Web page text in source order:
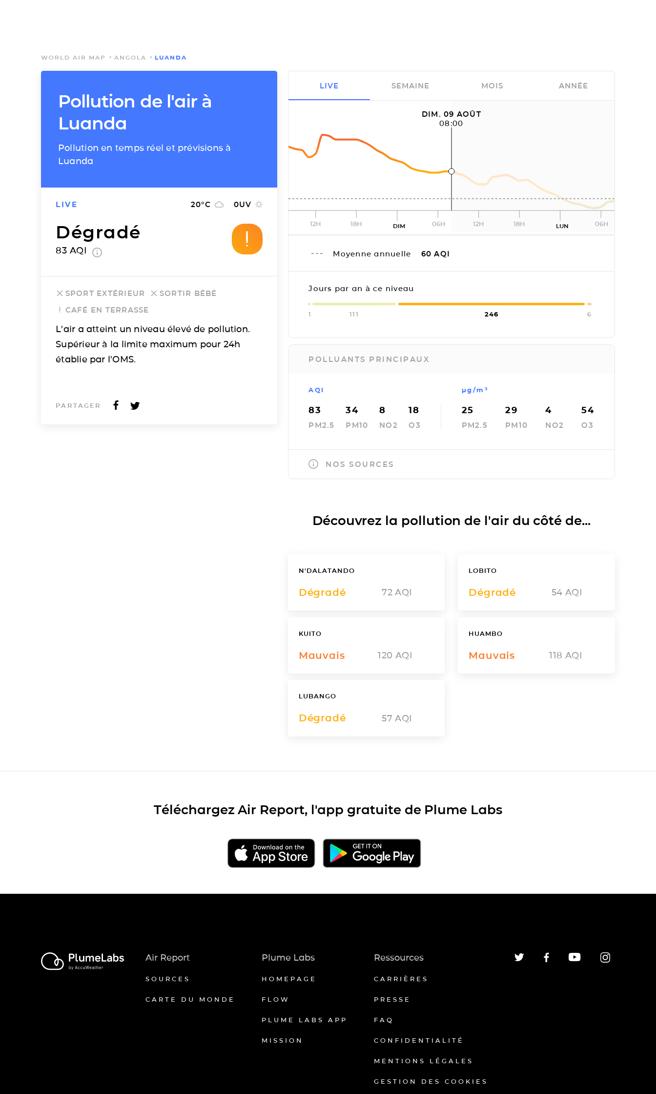
WORLD AIR MAP ANGOLA LUANDA
Pollution de l'air à
Luanda
Pollution en temps réel et prévisions à
Luanda
LIVE 20°C 0UV
Dégradé
83 AQI
SPORT EXTÉRIEUR
SORTIR BÉBÉ
CAFÉ EN TERRASSE
L'air a atteint un niveau élevé de pollution.
Supérieur à la limite maximum pour 24h
établie par l'OMS.
PARTAGER
DIM. 09 AOÛT
08:00
12H 18H DIM 06H 12H 18H LUN 06H
Moyenne annuelle 60 AQI
Jours par an à ce niveau
1 111 246 6
POLLUANTS PRINCIPAUX
AQI
83
PM2.5
34
PM10
8
NO2
18
O3
µg/m³
25
PM2.5
29
PM10
4
NO2
54
O3
NOS SOURCES
LIVE SEMAINE MOIS ANNÉE
Découvrez la pollution de l'air du côté de...
N'DALATANDO
Dégradé 72 AQI
LOBITO
Dégradé 54 AQI
KUITO
Mauvais 120 AQI
HUAMBO
Mauvais 118 AQI
LUBANGO
Dégradé 57 AQI
Téléchargez Air Report, l'app gratuite de Plume Labs
Air Report
SOURCES
CARTE DU MONDE
Plume Labs
HOMEPAGE
FLOW
PLUME LABS APP
MISSION
Ressources
CARRIÈRES
PRESSE
FAQ
CONFIDENTIALITÉ
MENTIONS LÉGALES
GESTION DES COOKIES